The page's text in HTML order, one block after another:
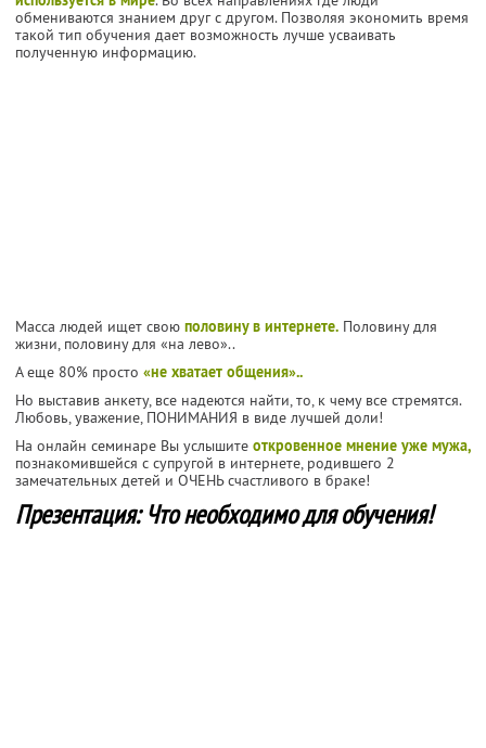
обмениваются знанием друг с другом. Позволяя экономить время
такой тип обучения дает возможность лучше усваивать
полученную информацию.
Масса людей ищет свою половину в интернете. Половину для
жизни, половину для «на лево»..
А еще 80% просто «не хватает общения»..
Но выставив анкету, все надеются найти, то, к чему все стремятся.
Любовь, уважение, ПОНИМАНИЯ в виде лучшей доли!
На онлайн семинаре Вы услышите откровенное мнение уже мужа,
познакомившейся с супругой в интернете, родившего 2
замечательных детей и ОЧЕНЬ счастливого в браке!
Презентация: Что необходимо для обучения!